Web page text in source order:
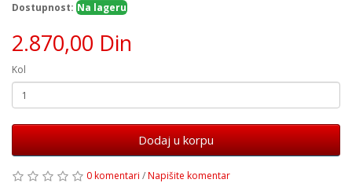
Dostupnost: Na lageru
2.870,00 Din
Kol
Dodaj u korpu
0 komentari /Napišite komentar